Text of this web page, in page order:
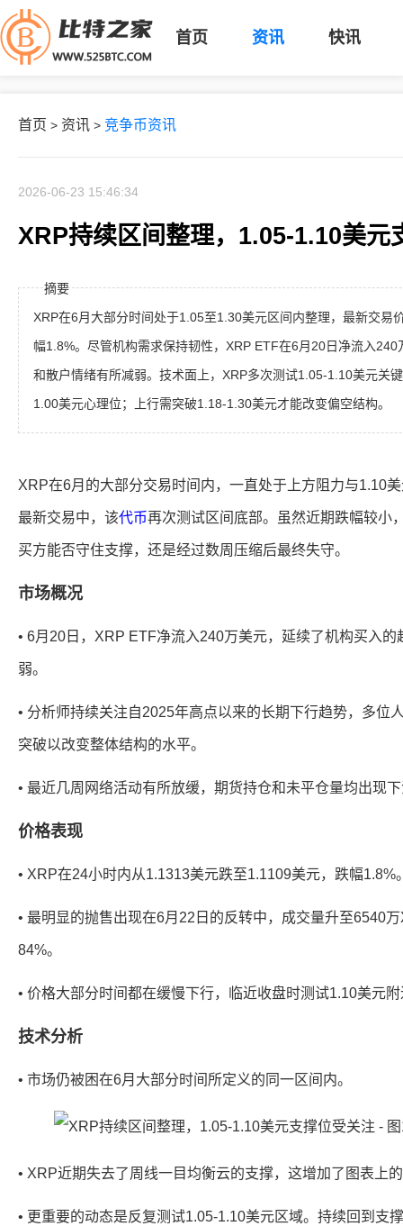
首页 资讯 快讯
首页 > 资讯 > 竞争币资讯
2026-06-23 15:46:34
XRP持续区间整理，1.05-1.10美元
摘要
XRP在6月大部分时间处于1.05至1.30美元区间内整理，最新交易
幅1.8%。尽管机构需求保持韧性，XRP ETF在6月20日净流入
和散户情绪有所减弱。技术面上，XRP多次测试1.05-1.10美元关
1.00美元心理位；上行需突破1.18-1.30美元才能改变偏空结构。
XRP在6月的大部分交易时间内，一直处于上方阻力与1.10
最新交易中，该代币再次测试区间底部。虽然近期跌幅较小
买方能否守住支撑，还是经过数周压缩后最终失守。
市场概况
• 6月20日，XRP ETF净流入240万美元，延续了机构买入
弱。
• 分析师持续关注自2025年高点以来的长期下行趋势，多位
突破以改变整体结构的水平。
• 最近几周网络活动有所放缓，期货持仓和未平仓量均出现
价格表现
• XRP在24小时内从1.1313美元跌至1.1109美元，跌幅1.8%
• 最明显的抛售出现在6月22日的反转中，成交量升至6540
84%。
• 价格大部分时间都在缓慢下行，临近收盘时测试1.10美元
技术分析
• 市场仍被困在6月大部分时间所定义的同一区间内。
• XRP近期失去了周线一目均衡云的支撑，这增加了图表上
• 更重要的动态是反复测试1.05-1.10美元区域。持续回到支